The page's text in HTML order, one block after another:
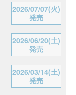
2026/07/07(火)
発売
2026/06/20(土)
発売
2026/03/14(土)
発売